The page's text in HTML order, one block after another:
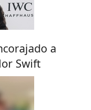
a
Swift